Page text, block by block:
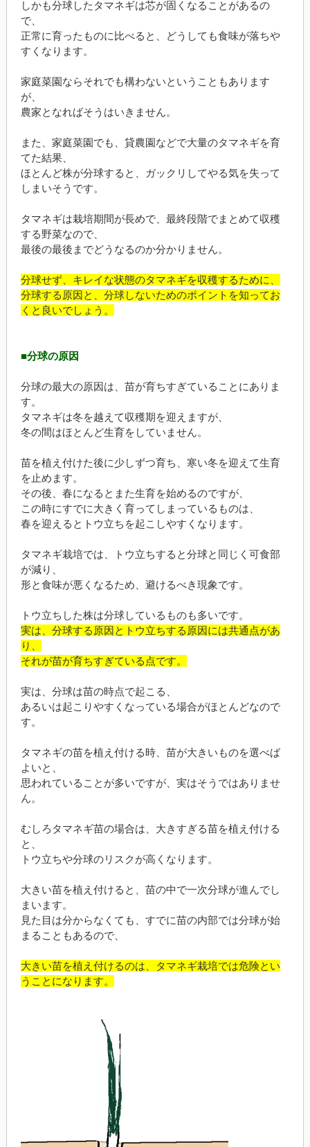
しかも分球したタマネギは芯が固くなることがあるの
で、
正常に育ったものに比べると、どうしても食味が落ちや
すくなります。
家庭菜園ならそれでも構わないということもあります
が、
農家となればそうはいきません。
また、家庭菜園でも、貸農園などで大量のタマネギを育
てた結果、
ほとんど株が分球すると、ガックリしてやる気を失って
しまいそうです。
タマネギは栽培期間が長めで、最終段階でまとめて収穫
する野菜なので、
最後の最後までどうなるのか分かりません。
分球せず、キレイな状態のタマネギを収穫するために、
分球する原因と、分球しないためのポイントを知ってお
くと良いでしょう。
■分球の原因
分球の最大の原因は、苗が育ちすぎていることにありま
す。
タマネギは冬を越えて収穫期を迎えますが、
冬の間はほとんど生育をしていません。
苗を植え付けた後に少しずつ育ち、寒い冬を迎えて生育
を止めます。
その後、春になるとまた生育を始めるのですが、
この時にすでに大きく育ってしまっているものは、
春を迎えるとトウ立ちを起こしやすくなります。
タマネギ栽培では、トウ立ちすると分球と同じく可食部
が減り、
形と食味が悪くなるため、避けるべき現象です。
トウ立ちした株は分球しているものも多いです。
実は、分球する原因とトウ立ちする原因には共通点があ
り、
それが苗が育ちすぎている点です。
実は、分球は苗の時点で起こる、
あるいは起こりやすくなっている場合がほとんどなので
す。
タマネギの苗を植え付ける時、苗が大きいものを選べば
よいと、
思われていることが多いですが、実はそうではありませ
ん。
むしろタマネギ苗の場合は、大きすぎる苗を植え付ける
と、
トウ立ちや分球のリスクが高くなります。
大きい苗を植え付けると、苗の中で一次分球が進んでし
まいます。
見た目は分からなくても、すでに苗の内部では分球が始
まることもあるので、
大きい苗を植え付けるのは、タマネギ栽培では危険とい
うことになります。